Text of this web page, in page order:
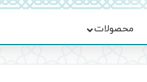
محصولات